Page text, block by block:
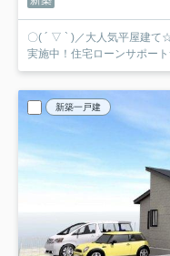
〇( ´ ▽ ` )／大人気平屋建て
実施中！住宅ローンサポー
新築一戸建